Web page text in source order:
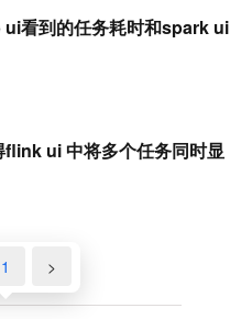
看到的任务耗时和spark ui
ui 中将多个任务同时显
1 >